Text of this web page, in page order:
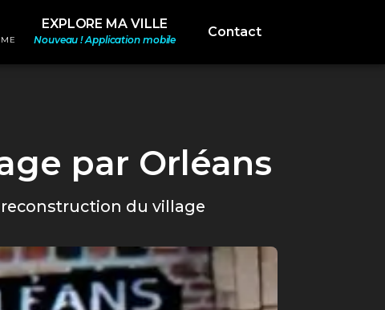
Contact
EXPLORE MA VILLE
Nouveau ! Application mobile
par Orléans
du village